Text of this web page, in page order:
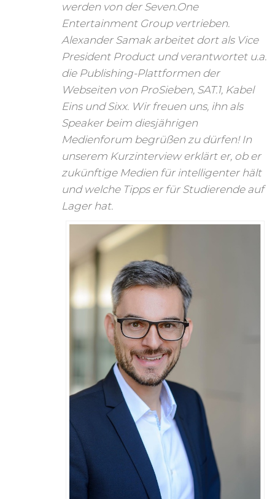
werden von der Seven.One
Entertainment Group vertrieben.
Alexander Samak arbeitet dort als Vice
President Product und verantwortet u.a.
die Publishing-Plattformen der
Webseiten von ProSieben, SAT.1, Kabel
Eins und Sixx. Wir freuen uns, ihn als
Speaker beim diesjährigen
Medienforum begrüßen zu dürfen! In
unserem Kurzinterview erklärt er, ob er
zukünftige Medien für intelligenter hält
und welche Tipps er für Studierende auf
Lager hat.